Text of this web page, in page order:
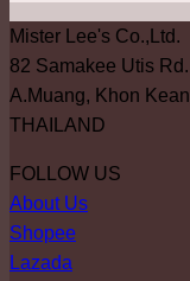
Mister Lee's Co.,Ltd.
82 Samakee Utis Rd.
A.Muang, Khon Kean
THAILAND
FOLLOW US
About Us
Shopee
Lazada